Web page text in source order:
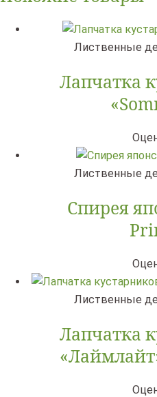
Лиственные
Лапчатка
Лиственные
Спирея
Лиственные
Лапчатка